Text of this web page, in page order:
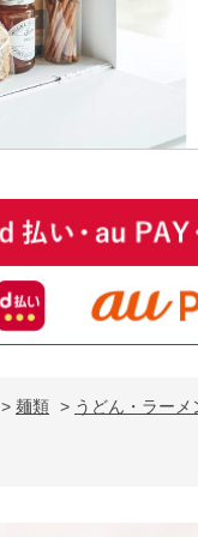
> 麺類 > うどん・ラーメ